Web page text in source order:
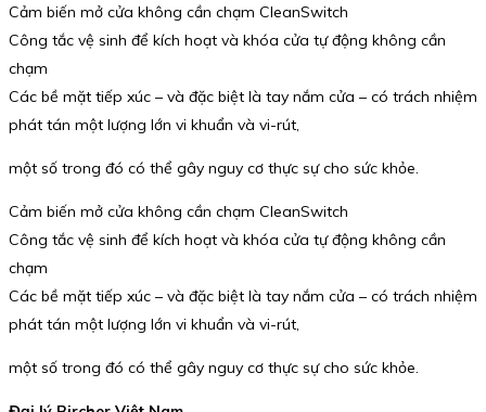
Cảm biến mở cửa không cần chạm CleanSwitch
Công tắc vệ sinh để kích hoạt và khóa cửa tự động không cần
chạm
Các bề mặt tiếp xúc – và đặc biệt là tay nắm cửa – có trách nhiệm
phát tán một lượng lớn vi khuẩn và vi-rút,
một số trong đó có thể gây nguy cơ thực sự cho sức khỏe.
Cảm biến mở cửa không cần chạm CleanSwitch
Công tắc vệ sinh để kích hoạt và khóa cửa tự động không cần
chạm
Các bề mặt tiếp xúc – và đặc biệt là tay nắm cửa – có trách nhiệm
phát tán một lượng lớn vi khuẩn và vi-rút,
một số trong đó có thể gây nguy cơ thực sự cho sức khỏe.